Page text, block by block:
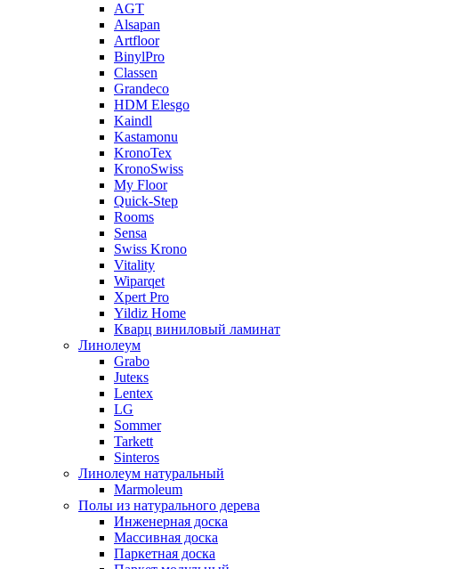
AGT
Alsapan
Artfloor
BinylPro
Classen
Grandeco
HDM Elesgo
Kaindl
Kastamonu
KronoTex
KronoSwiss
My Floor
Quick-Step
Rooms
Sensa
Swiss Krono
Vitality
Wiparqet
Xpert Pro
Yildiz Home
Кварц виниловый ламинат
Линолеум
Grabo
Juteкs
Lentex
LG
Sommer
Tarkett
Sinteros
Линолеум натуральный
Marmoleum
Полы из натурального дерева
Инженерная доска
Массивная доска
Паркетная доска